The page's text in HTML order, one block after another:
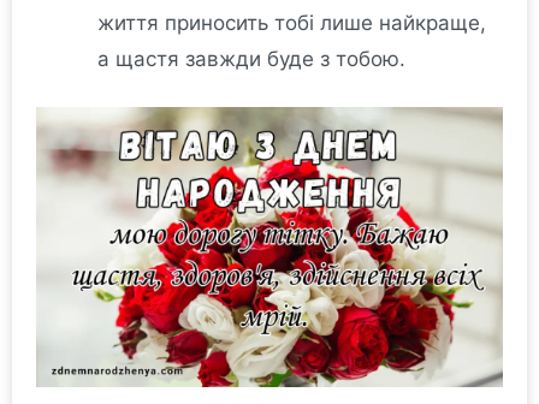
життя приносить тобі лише найкраще,
а щастя завжди буде з тобою.